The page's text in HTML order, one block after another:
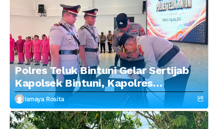
Polres Teluk Bintuni Gelar Sertijab
Kapolsek Bintuni, Kapolres
Tekankan Profesionalisme dan
Penguatan Sinergitas
Ismaya Rosita